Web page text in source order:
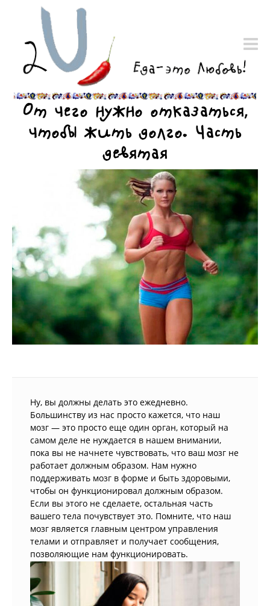
От чего нужно отказаться,
чтобы жить долго. Часть
девятая
Ну, вы должны делать это ежедневно.
Большинству из нас просто кажется, что наш
мозг — это просто еще один орган, который на
самом деле не нуждается в нашем внимании,
пока вы не начнете чувствовать, что ваш мозг не
работает должным образом. Нам нужно
поддерживать мозг в форме и быть здоровыми,
чтобы он функционировал должным образом.
Если вы этого не сделаете, остальная часть
вашего тела почувствует это. Помните, что наш
мозг является главным центром управления
телами и отправляет и получает сообщения,
позволяющие нам функционировать.